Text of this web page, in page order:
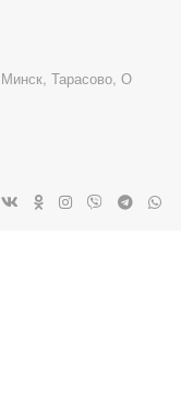
Минск, Тарасово, О